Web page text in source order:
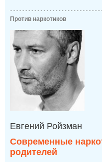
Против наркотиков
Евгений Ройзман
Современные
родителей